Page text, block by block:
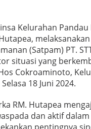
Kelurahan
(Satpam) PT.
situasi yang
Cokroaminoto,
18 Juni 2024.
RM. Hutapea
dan aktif